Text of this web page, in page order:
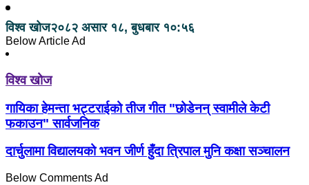
विश्व खोज२०८२ असार १८, बुधबार १०:५६
Below Article Ad
विश्व खोज
गायिका हेमन्ता भट्टराईको तीज गीत "छोडेनन् स्वामीले केटी
फकाउन" सार्वजनिक
दार्चुलामा विद्यालयको भवन जीर्ण हुँदा त्रिपाल मुनि कक्षा सञ्चालन
Below Comments Ad